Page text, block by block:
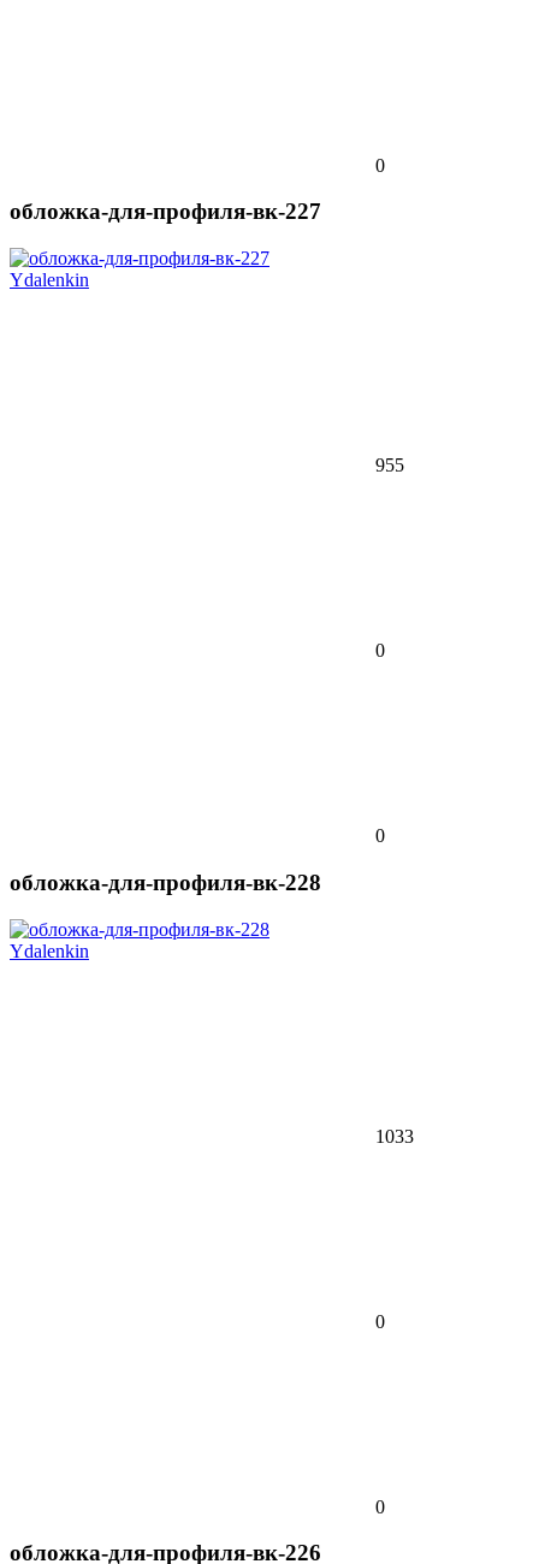
0
обложка-для-профиля-вк-227
Ydalenkin
955
0
0
обложка-для-профиля-вк-228
Ydalenkin
1033
0
0
обложка-для-профиля-вк-226